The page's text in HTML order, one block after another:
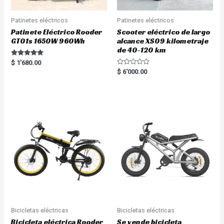
Patinetes eléctricos
Patinete Eléctrico Rooder
GT01s 1650W 960Wh
Rated
5.00
$ 1'680.00
Patinetes eléctricos
Scooter eléctrico de largo
alcance XS09 kilometraje
de 40-120 km
R
a
$ 6'000.00
Bicicletas eléctricas
Bicicleta eléctrica Rooder
Bicicletas eléctricas
Se vende bicicleta